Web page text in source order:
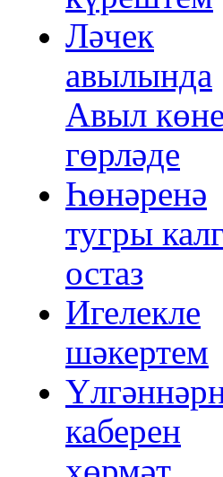
Ләчек
авылында
Авыл көне
гөрләде
Һөнәренә
тугры
остаз
Игелекле
шәкертем
каберен